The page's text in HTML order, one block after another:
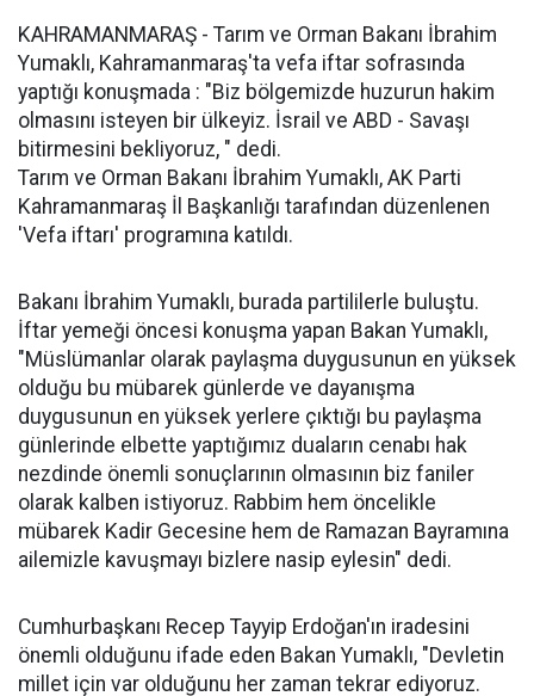
KAHRAMANMARAŞ - Tarım ve Orman Bakanı İbrahim
Yumaklı, Kahramanmaraş'ta vefa iftar sofrasında
yaptığı konuşmada : "Biz bölgemizde huzurun hakim
olmasını isteyen bir ülkeyiz. İsrail ve ABD - Savaşı
bitirmesini bekliyoruz, " dedi.
Tarım ve Orman Bakanı İbrahim Yumaklı, AK Parti
Kahramanmaraş İl Başkanlığı tarafından düzenlenen
'Vefa iftarı' programına katıldı.
Bakanı İbrahim Yumaklı, burada partililerle buluştu.
İftar yemeği öncesi konuşma yapan Bakan Yumaklı,
"Müslümanlar olarak paylaşma duygusunun en yüksek
olduğu bu mübarek günlerde ve dayanışma
duygusunun en yüksek yerlere çıktığı bu paylaşma
günlerinde elbette yaptığımız duaların cenabı hak
nezdinde önemli sonuçlarının olmasının biz faniler
olarak kalben istiyoruz. Rabbim hem öncelikle
mübarek Kadir Gecesine hem de Ramazan Bayramına
ailemizle kavuşmayı bizlere nasip eylesin" dedi.
Cumhurbaşkanı Recep Tayyip Erdoğan'ın iradesini
önemli olduğunu ifade eden Bakan Yumaklı, "Devletin
millet için var olduğunu her zaman tekrar ediyoruz.